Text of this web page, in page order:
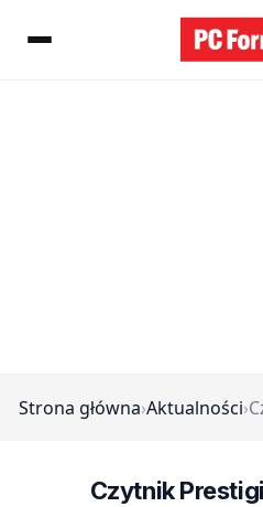
Strona główna›Aktualności›
Czytnik